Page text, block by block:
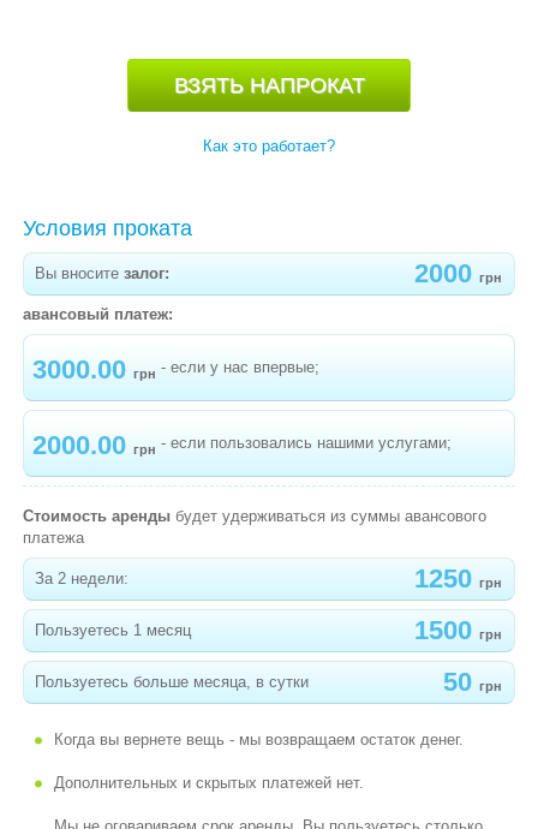
РАДИОНЯНИ, ВИДЕОНЯНИ
РЮКЗАКИ, ПЕРЕНОСКИ, СЛИНГИ
СТЕРИЛИЗАТОРЫ
СТУЛЬЧИКИ ДЛЯ КОРМЛЕНИЯ
ТРЕНАЖЕРЫ
- СТЕППЕР TORNEO RITMO
- ВЕЛОТРЕНАЖЕР STINGRAY ST-2617-E
- ОРБИТРЕК TORNEO MADISON C-515
- ОРБИТРЕК HOUSEFIT HB-81952ELM
- ВЕЛОТРЕНАЖЕР ENERGYFIT BC1200
ХОДУНКИ, БЕГУНКИ, ТОЛКАТЕЛИ
КОМПЛЕКТИ ДЛЯ КЛІНІНГУ
Как это работает?
Условия проката
Вы вносите залог: 2000 грн
авансовый платеж:
3000.00 грн - если у нас впервые;
2000.00 грн - если пользовались нашими услугами;
Стоимость аренды будет удерживаться из суммы авансового
платежа
За 2 недели: 1250 грн
Пользуетесь 1 месяц 1500 грн
Пользуетесь больше месяца, в сутки 50 грн
Когда вы вернете вещь - мы возвращаем остаток денег.
Дополнительных и скрытых платежей нет.